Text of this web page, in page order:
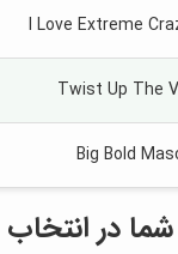
I Love Extreme
Twist Up The
Big Bold
در